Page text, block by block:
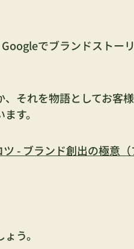
でブランドストー
それを物語としてお客様
す。
- ブランド創出の極意（
う。